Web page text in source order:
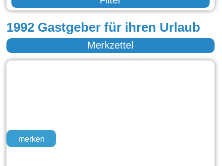
1992 Gastgeber für ihren Urlaub
Merkzettel
merken